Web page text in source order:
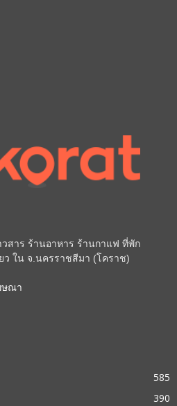
สาร ร้านอาหาร ร้านกาแฟ ที่พัก
ว ใน จ.นครราชสีมา (โคราช)
ษณา
585
390